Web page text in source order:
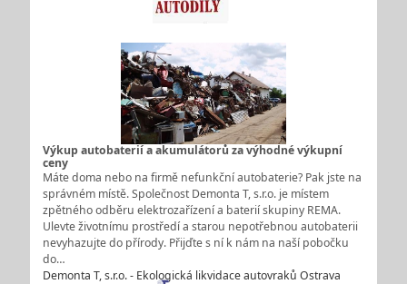
Výkup autobaterií a akumulátorů za výhodné výkupní
ceny
Máte doma nebo na firmě nefunkční autobaterie? Pak jste na
správném místě. Společnost Demonta T, s.r.o. je místem
zpětného odběru elektrozařízení a baterií skupiny REMA.
Ulevte životnímu prostředí a starou nepotřebnou autobaterii
nevyhazujte do přírody. Přijďte s ní k nám na naší pobočku
do…
Demonta T, s.r.o. - Ekologická likvidace autovraků Ostrava